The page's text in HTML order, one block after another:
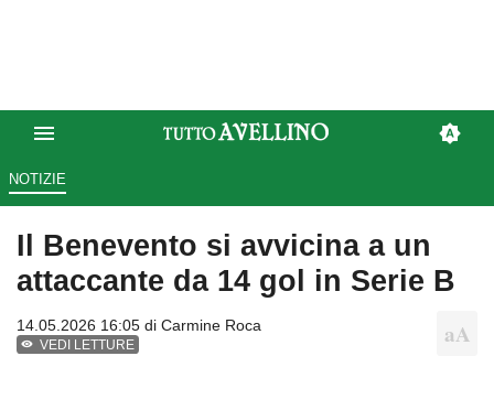
NOTIZIE
Il Benevento si avvicina a un
attaccante da 14 gol in Serie B
14.05.2026 16:05 di Carmine Roca
VEDI LETTURE